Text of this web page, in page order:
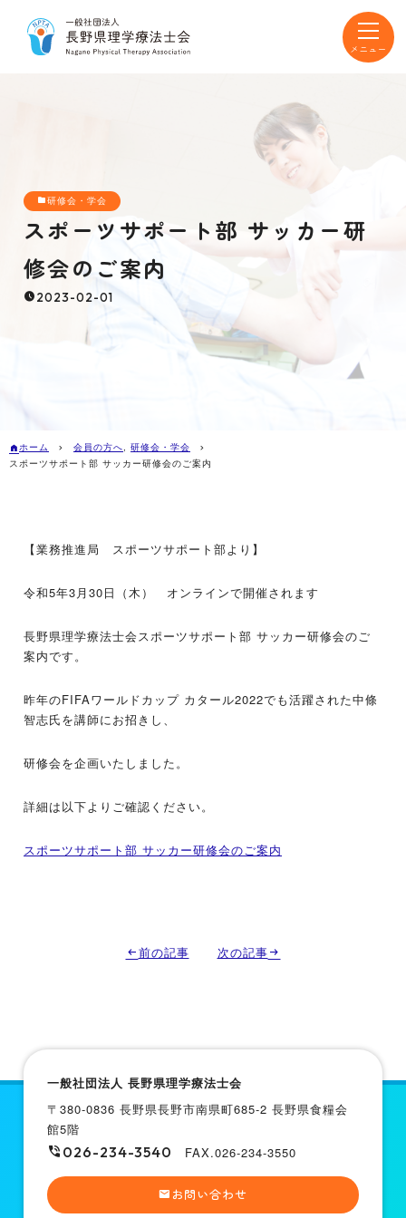
toggle
研修会・学会
スポーツサポート部 サッカー研
修会のご案内
2023-02-01
ホーム 会員の方へ, 研修会・学会
スポーツサポート部 サッカー研修会のご案内
【業務推進局 スポーツサポート部より】
令和5年3月30日（木） オンラインで開催されます
長野県理学療法士会スポーツサポート部 サッカー研修会のご
案内です。
昨年のFIFAワールドカップ カタール2022でも活躍された中條
智志氏を講師にお招きし、
研修会を企画いたしました。
詳細は以下よりご確認ください。
スポーツサポート部 サッカー研修会のご案内
前の記事 次の記事
一般社団法人 長野県理学療法士会
〒380-0836 長野県長野市南県町685-2 長野県食糧会
館5階
026-234-3540 FAX.026-234-3550
お問い合わせ